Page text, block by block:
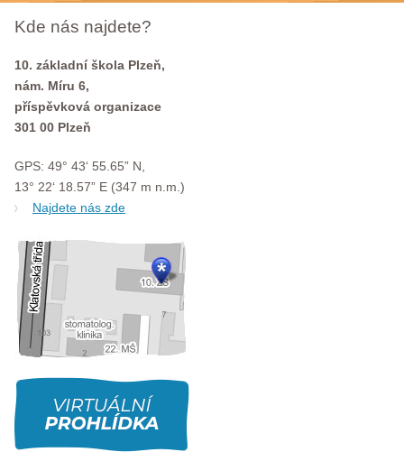
Kde nás najdete?
10. základní škola Plzeň,
nám. Míru 6,
příspěvková organizace
301 00 Plzeň
GPS: 49° 43‘ 55.65” N,
13° 22‘ 18.57” E (347 m n.m.)
Najdete nás zde